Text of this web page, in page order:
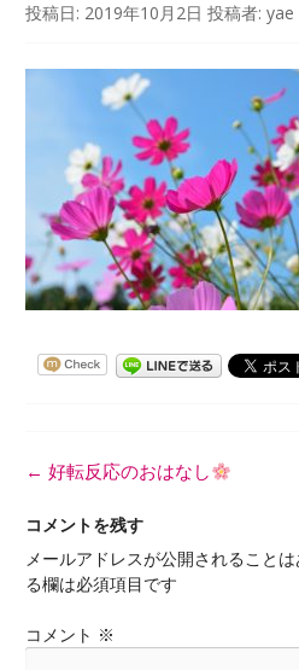
投稿日: 2019年10月2日 投稿者:yae
投
ナ
ビ
ゲ
シ
ョ
← 好転反応のおはなし
コメントを残す
メールアドレスが公開されることは
る欄は必須項目です
コメント ※